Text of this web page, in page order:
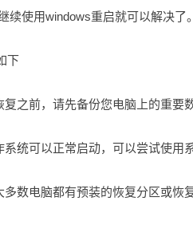
续使用windows重启就可以解决了。
下
之前，请先备份您电脑上的重要
统可以正常启动，可以尝试使用
数电脑都有预装的恢复分区或